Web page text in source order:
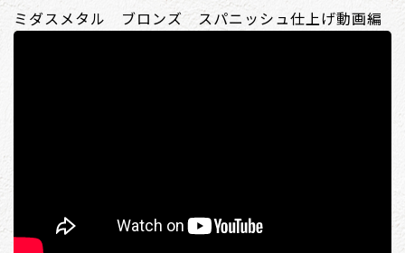
ミダスメタル ブロンズ スパニッシュ仕上げ動画編